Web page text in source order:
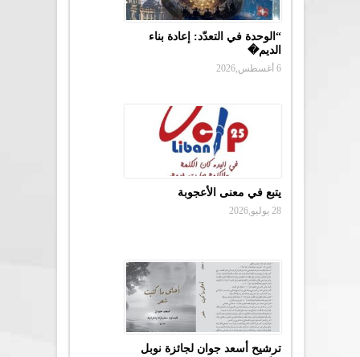
“الوحدة في التعدّد: إعادة بناء
الديم�
6 أغسطس,2026
يتبع في معنى الأعجوبة
28 يوليو,2026
ترشيح أسعد جوان لجائزة نوبل